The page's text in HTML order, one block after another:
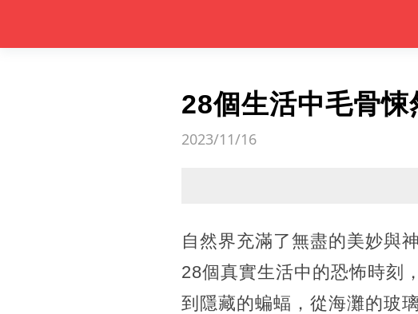
28個生活中毛骨
2023/11/16
自然界充滿了無盡的美妙與
28個真實生活中的恐怖時刻
到隱藏的蝙蝠，從海灘的玻